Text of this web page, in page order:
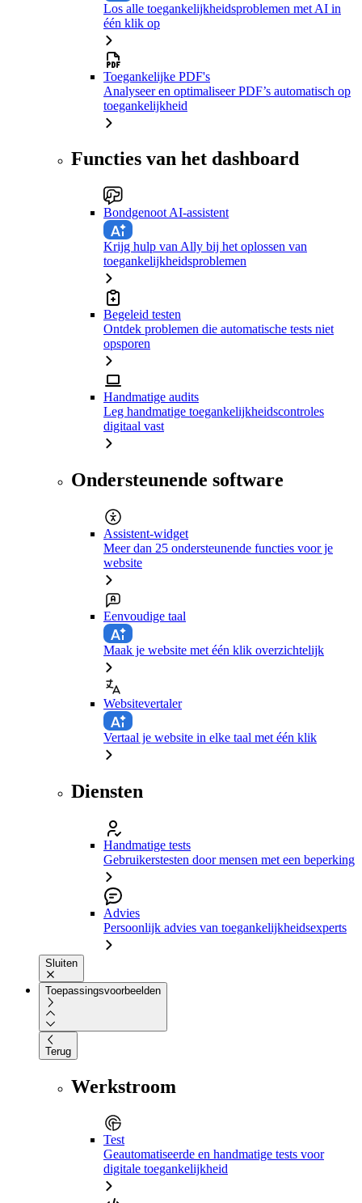
Los alle toegankelijkheidsproblemen met AI in
één klik op
Toegankelijke PDF's
Analyseer en optimaliseer PDF’s automatisch op
toegankelijkheid
Functies van het dashboard
Bondgenoot AI-assistent
Krijg hulp van Ally bij het oplossen van
toegankelijkheidsproblemen
Begeleid testen
Ontdek problemen die automatische tests niet
opsporen
Handmatige audits
Leg handmatige toegankelijkheidscontroles
digitaal vast
Ondersteunende software
Assistent-widget
Meer dan 25 ondersteunende functies voor je
website
Eenvoudige taal
Maak je website met één klik overzichtelijk
Websitevertaler
Vertaal je website in elke taal met één klik
Diensten
Handmatige tests
Gebruikerstesten door mensen met een beperking
Advies
Persoonlijk advies van toegankelijkheidsexperts
Sluiten
Toepassingsvoorbeelden
Terug
Werkstroom
Test
Geautomatiseerde en handmatige tests voor
digitale toegankelijkheid